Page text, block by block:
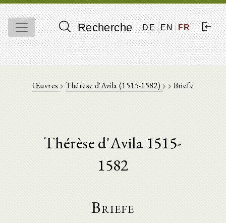
Recherche DE EN FR
Œuvres Thérèse d'Avila (1515-1582) Briefe
Thérèse d'Avila 1515-
1582
Briefe